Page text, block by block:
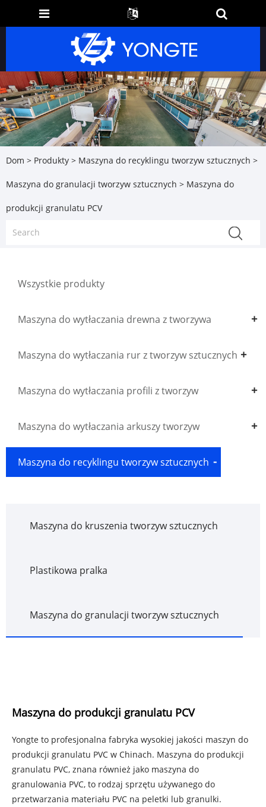
Dom > Produkty > Maszyna do recyklingu tworzyw sztucznych >
Maszyna do granulacji tworzyw sztucznych > Maszyna do
produkcji granulatu PCV
Wszystkie produkty
Maszyna do wytłaczania drewna z tworzywa
sztucznego WPC
Maszyna do wytłaczania rur z tworzyw sztucznych
Maszyna do wytłaczania profili z tworzyw
sztucznych
Maszyna do wytłaczania arkuszy tworzyw
sztucznych
Maszyna do recyklingu tworzyw sztucznych
Maszyna do kruszenia tworzyw sztucznych
Plastikowa pralka
Maszyna do granulacji tworzyw sztucznych
Maszyna do produkcji granulatu PCV
Yongte to profesjonalna fabryka wysokiej jakości maszyn do
produkcji granulatu PVC w Chinach. Maszyna do produkcji
granulatu PVC, znana również jako maszyna do
granulowania PVC, to rodzaj sprzętu używanego do
przetwarzania materiału PVC na peletki lub granulki.